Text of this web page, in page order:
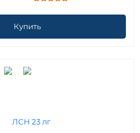
Купить